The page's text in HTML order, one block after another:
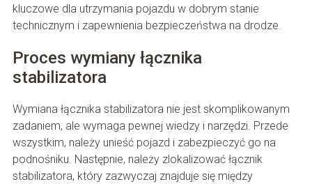
kluczowe dla utrzymania pojazdu w dobrym stanie
technicznym i zapewnienia bezpieczeństwa na drodze.
Proces wymiany łącznika
stabilizatora
Wymiana łącznika stabilizatora nie jest skomplikowanym
zadaniem, ale wymaga pewnej wiedzy i narzędzi. Przede
wszystkim, należy unieść pojazd i zabezpieczyć go na
podnośniku. Następnie, należy zlokalizować łącznik
stabilizatora, który zazwyczaj znajduje się między